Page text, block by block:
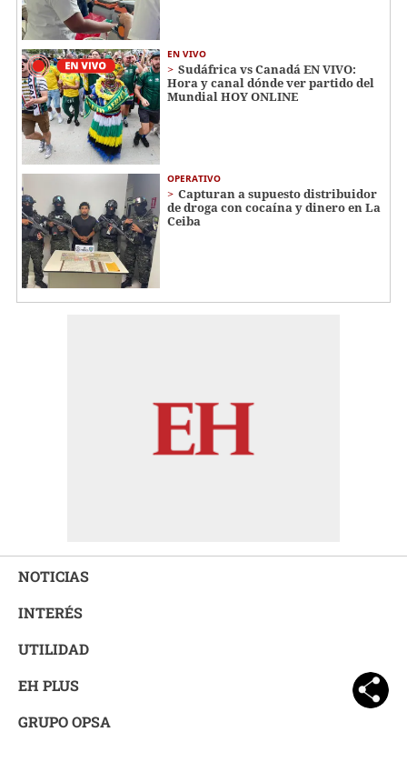
EN VIVO
Sudáfrica vs Canadá EN VIVO:
Hora y canal dónde ver partido del
Mundial HOY ONLINE
OPERATIVO
Capturan a supuesto distribuidor
de droga con cocaína y dinero en La
Ceiba
NOTICIAS
INTERÉS
UTILIDAD
EH PLUS
GRUPO OPSA